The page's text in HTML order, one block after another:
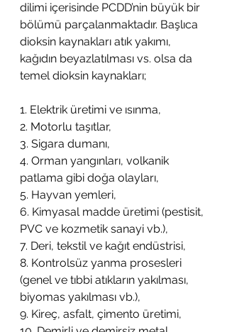
dilimi içerisinde PCDD’nin büyük bir
bölümü parçalanmaktadır. Başlıca
dioksin kaynakları atık yakımı,
kağıdın beyazlatılması vs. olsa da
temel dioksin kaynakları;
1. Elektrik üretimi ve ısınma,
2. Motorlu taşıtlar,
3. Sigara dumanı,
4. Orman yangınları, volkanik
patlama gibi doğa olayları,
5. Hayvan yemleri,
6. Kimyasal madde üretimi (pestisit,
PVC ve kozmetik sanayi vb.),
7. Deri, tekstil ve kağıt endüstrisi,
8. Kontrolsüz yanma prosesleri
(genel ve tıbbi atıkların yakılması,
biyomas yakılması vb.),
9. Kireç, asfalt, çimento üretimi,